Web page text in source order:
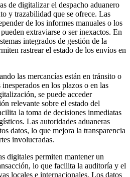
de digitalizar el despacho aduanero
y trazabilidad que se ofrece. Las
de los informes manuales o los
extraviarse o ser inexactos. En
integrados de gestión de la
rastrear el estado de los envíos en
las mercancías están en tránsito o
en los plazos o en las
se puede acceder
relevante sobre el estado del
la toma de decisiones inmediatas
Las autoridades aduaneras
datos, lo que mejora la transparencia
involucradas.
digitales permiten mantener un
lo que facilita la auditoría y el
locales e internacionales. Los datos